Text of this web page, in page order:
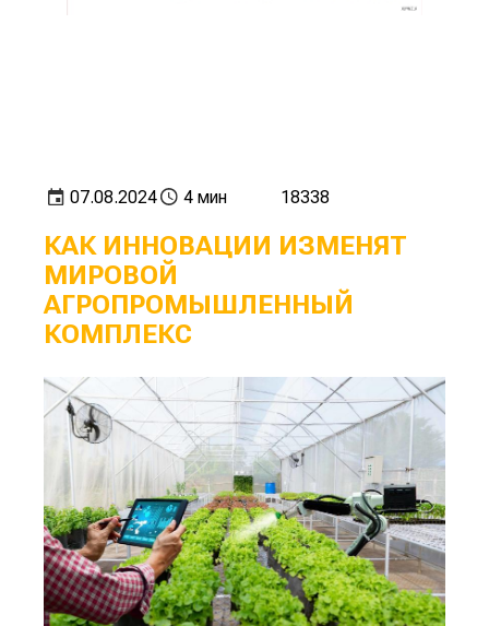
07.08.2024 4 мин 18338
КАК ИННОВАЦИИ ИЗМЕНЯТ
МИРОВОЙ
АГРОПРОМЫШЛЕННЫЙ
КОМПЛЕКС